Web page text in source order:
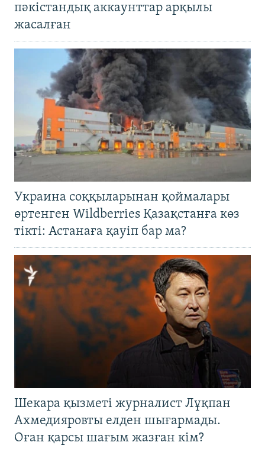
пәкістандық аккаунттар арқылы
жасалған
Украина соққыларынан қоймалары
өртенген Wildberries Қазақстанға көз
тікті: Астанаға қауіп бар ма?
Шекара қызметі журналист Лұқпан
Ахмедияровты елден шығармады.
Оған қарсы шағым жазған кім?